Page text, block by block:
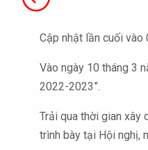
Cập nhật lần cuối
Vào ngày 10 tháng 3
2022-2023”.
Trải qua thời gian xây
trình bày tại Hội nghị,